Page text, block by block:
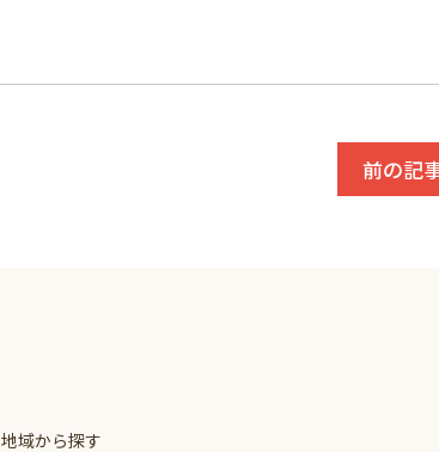
前の記
地域から探す